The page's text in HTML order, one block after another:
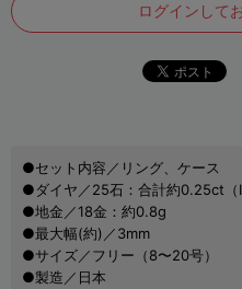
ログインして
●セット内容／リング、ケース
●ダイヤ／25石：合計約0.25ct（I
●地金／18金：約0.8g
●最大幅(約)／3mm
●サイズ／フリー（8〜20号）
●製造／日本